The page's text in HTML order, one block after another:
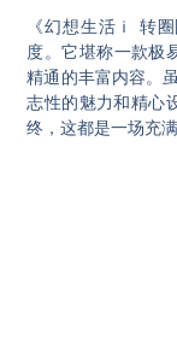
《幻想生活ｉ 转
度。它堪称一款极
精通的丰富内容。
志性的魅力和精心
终，这都是一场充